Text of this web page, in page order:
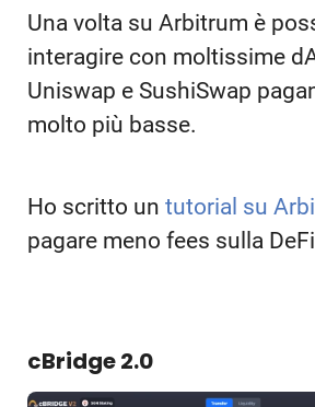
Una volta su Arbitrum è
interagire con moltissime
Uniswap e SushiSwap
molto più basse.
Ho scritto un tutorial su
pagare meno fees sulla
cBridge 2.0